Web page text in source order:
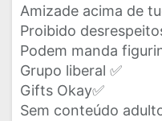
Amizade acima de
Proibido
Podem manda
Grupo liberal ✅
Gifts Okay✅
Sem conteúdo